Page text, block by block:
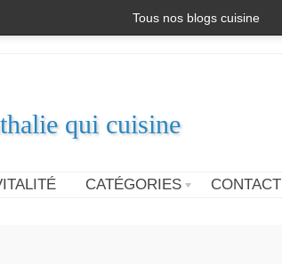
Tous nos blogs cuisine
qui cuisine
CATÉGORIES CONTACT